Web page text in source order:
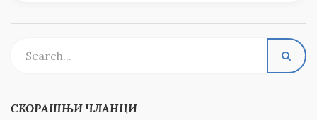
СКОРАШЊИ ЧЛАНЦИ